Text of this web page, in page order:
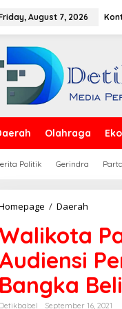
August 7, 2026
Olahraga
Politik Gerindra
/ Daerah
l
i
t
a
P
Walikota
Audiensi
Bangka
Detikbabel
September 16, 2021